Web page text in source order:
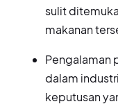
sulit
makanan
Pengalaman
dalam
keputusan